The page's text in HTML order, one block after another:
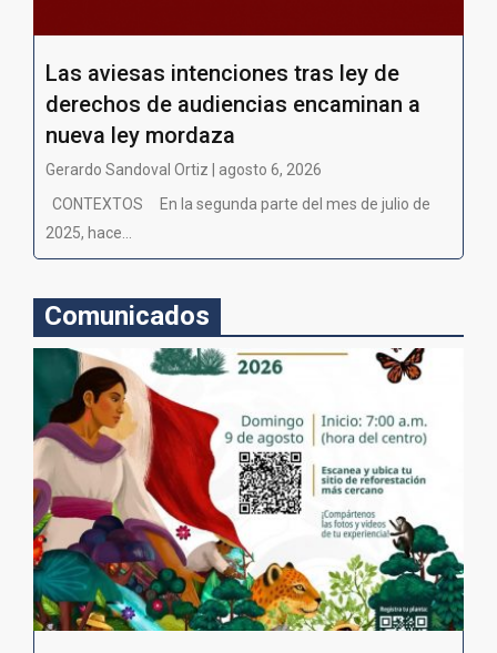
Las aviesas intenciones tras ley de
derechos de audiencias encaminan a
nueva ley mordaza
Gerardo Sandoval Ortiz | agosto 6, 2026
CONTEXTOS En la segunda parte del mes de julio de
2025, hace...
Comunicados